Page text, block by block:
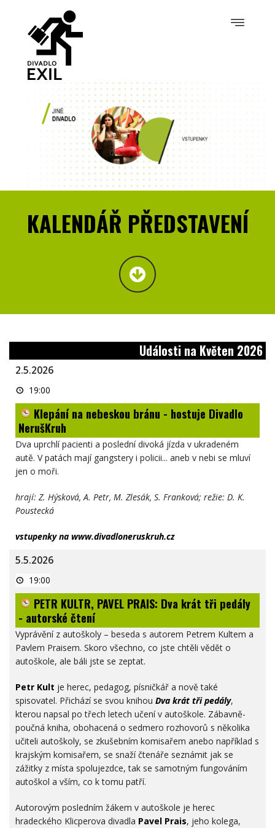
KALENDÁŘ PŘEDSTAVENÍ
Události na Květen 2026
2.5.2026
Klepání
na
nebeskou
bránu
hostuje
Divadlo
NerušKruh
19:00
Klepání na nebeskou bránu - hostuje Divadlo
NerušKruh
Dva uprchlí pacienti a poslední divoká jízda v ukradeném
autě. V patách mají gangstery i policii... aneb v nebi se mluví
jen o moři.
hrají: Z. Hýsková, A. Petr, M. Zlesák, S. Franková; režie: D. K.
Poustecká
vstupenky na www.divadloneruskruh.cz
5.5.2026
PETR
KULTR,
PAVEL
PRAIS:
Dva
krát
tři
pedály
-
autorské
čtení
19:00
PETR KULTR, PAVEL PRAIS: Dva krát tři pedály
- autorské čtení
Vyprávění z autoškoly – beseda s autorem Petrem Kultem a
Pavlem Praisem. Skoro všechno, co jste chtěli vědět o
autoškole, ale báli jste se zeptat.
Petr Kult je herec, pedagog, písničkář a nově také
spisovatel. Přichází se svou knihou Dva krát tři pedály,
kterou napsal po třech letech učení v autoškole. Zábavně-
poučná kniha, obohacená o sedmero rozhovorů s několika
učiteli autoškoly, se zkušebním komisařem anebo například s
krajským komisařem, se snaží čtenáře seznámit jak se
zážitky z místa spolujezdce, tak se samotným fungováním
autoškol a vším, co k tomu patří.
Autorovým posledním žákem v autoškole je herec
hradeckého Klicperova divadla Pavel Prais, jeho kolega,